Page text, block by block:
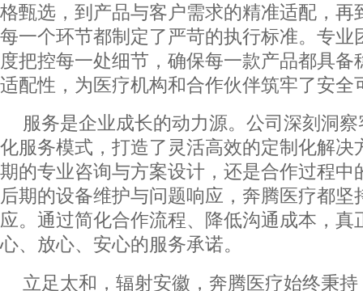
格甄选，到产品与客户需求的精准适配，再
每一个环节都制定了严苛的执行标准。专业
度把控每一处细节，确保每一款产品都具备
适配性，为医疗机构和合作伙伴筑牢了安全
服务是企业成长的动力源。公司深刻洞
化服务模式，打造了灵活高效的定制化解决
期的专业咨询与方案设计，还是合作过程中
后期的设备维护与问题响应，奔腾医疗都坚
应。通过简化合作流程、降低沟通成本，真
心、放心、安心的服务承诺。
立足太和，辐射安徽，奔腾医疗始终秉